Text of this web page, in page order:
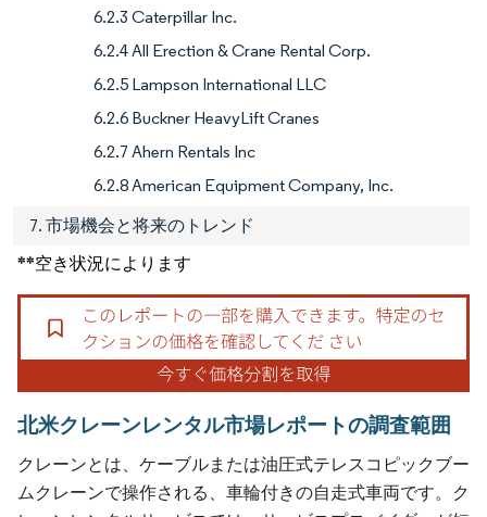
6.2.3 Caterpillar Inc.
6.2.4 All Erection & Crane Rental Corp.
6.2.5 Lampson International LLC
6.2.6 Buckner HeavyLift Cranes
6.2.7 Ahern Rentals Inc
6.2.8 American Equipment Company, Inc.
7. 市場機会と将来のトレンド
**空き状況によります
北米クレーンレンタル市場レポートの調査範囲
クレーンとは、ケーブルまたは油圧式テレスコピックブー
ムクレーンで操作される、車輪付きの自走式車両です。ク